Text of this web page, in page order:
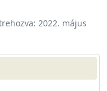
2022. május